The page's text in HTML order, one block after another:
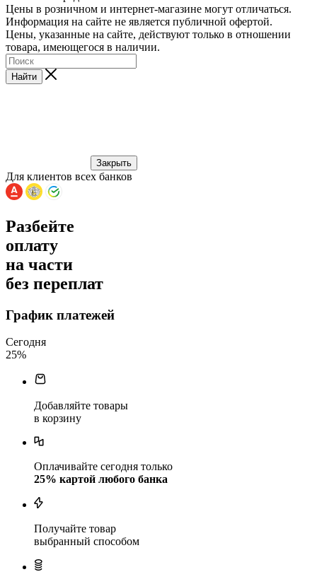
Цены в розничном и интернет-магазине могут отличаться.
Информация на сайте не является публичной офертой.
Цены, указанные на сайте, действуют только в отношении
товара, имеющегося в наличии.
Найти
Закрыть
Для клиентов всех банков
Разбейте
оплату
на части
без переплат
График платежей
Сегодня
25%
Добавляйте товары
в корзину
Оплачивайте сегодня только
25% картой любого банка
Получайте товар
выбранный способом